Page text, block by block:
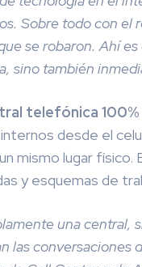
Sobre todo con el
se robaron. Ahí
sino también
telefónica 100%
desde el
mismo lugar físico.
y esquemas de
una
las conversaciones